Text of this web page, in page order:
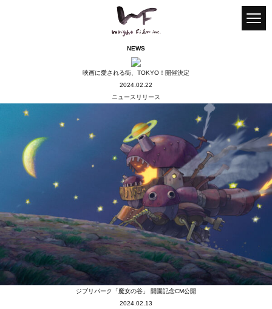
HOME
NEWS
WORKS
ONLINE・TV
FESTIVAL
ART・OTHERS
_PR VIDEO
ENTERTAINMENT
COMPANY
MEMBER
NEWS
映画に愛される街、TOKYO！開催決定
2024.02.22
ニュースリリース
ジブリパーク「魔女の谷」 開園記念CM公開
2024.02.13